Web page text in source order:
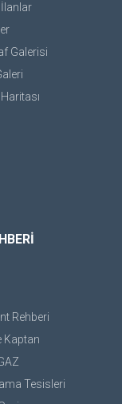
Galerisi
Rehberi
Kaptan
Tesisleri